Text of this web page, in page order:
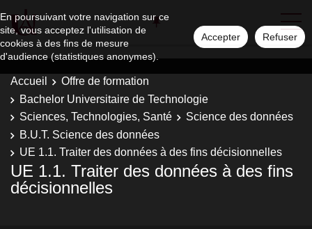
En poursuivant votre navigation sur ce
site, vous acceptez l'utilisation de
cookies à des fins de mesure
d'audience (statistiques anonymes).
Accepter Refuser
Accueil
Offre de formation
Bachelor Universitaire de Technologie
Sciences, Technologies, Santé
Science des données
B.U.T. Science des données
UE 1.1. Traiter des données à des fins décisionnelles
UE 1.1. Traiter des données à des fins
décisionnelles